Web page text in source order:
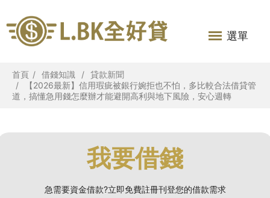
選單
首頁 借錢知識
貸款新聞
【2026最新】信用瑕疵被銀行婉拒也不怕，多比較合法借貸管
道，搞懂急用錢怎麼辦才能避開高利與地下風險，安心週轉
我要借錢
急需要資金借款?立即免費註冊刊登您的借款需求